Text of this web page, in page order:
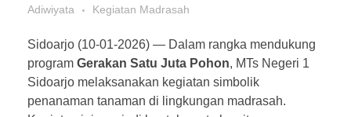
Adiwiyata
Kegiatan Madrasah
Sidoarjo (10-01-2026) — Dalam rangka mendukung
program Gerakan Satu Juta Pohon, MTs Negeri 1
Sidoarjo melaksanakan kegiatan simbolik
penanaman tanaman di lingkungan madrasah.